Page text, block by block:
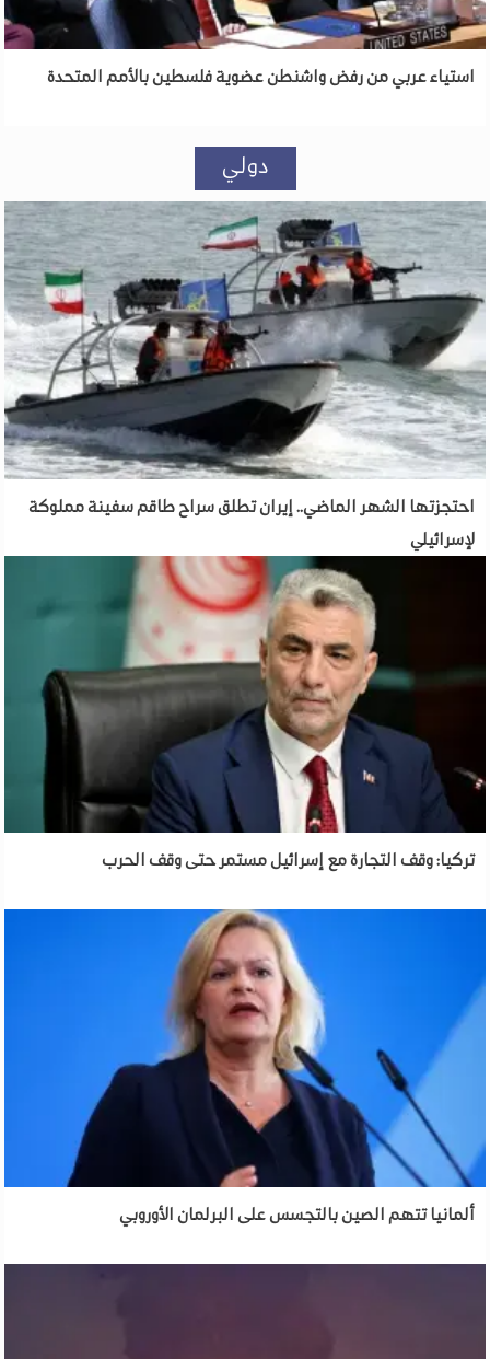
استياء عربي من رفض واشنطن عضوية فلسطين بالأمم المتحدة
دولي
احتجزتها الشهر الماضي.. إيران تطلق سراح طاقم سفينة مملوكة
لإسرائيلي
تركيا: وقف التجارة مع إسرائيل مستمر حتى وقف الحرب
ألمانيا تتهم الصين بالتجسس على البرلمان الأوروبي